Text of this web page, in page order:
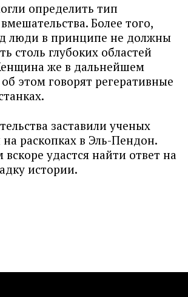
определить тип
Более того,
люди в принципе не должны
столь глубоких областей
же в дальнейшем
этом говорят регеративные
заставили ученых
на раскопках в Эль-Пендон.
удастся найти ответ на
истории.